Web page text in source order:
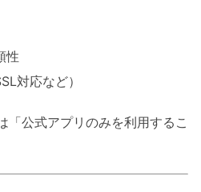
性
対応など）
「公式アプリのみを利用するこ